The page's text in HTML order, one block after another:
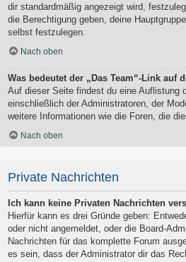
dir standardmäßig angezeigt wird,
die Berechtigung geben, deine
selbst festzulegen.
Nach oben
Was bedeutet der „Das Team“-Link auf
Auf dieser Seite findest du eine Auflistung
einschließlich der Administratoren, der
weitere Informationen wie die Foren, die
Nach oben
Private Nachrichten
Ich kann keine Privaten Nachrichten
Hierfür kann es drei Gründe geben:
oder nicht angemeldet, oder die Board-
Nachrichten für das komplette Forum
es sein, dass der Administrator dir das